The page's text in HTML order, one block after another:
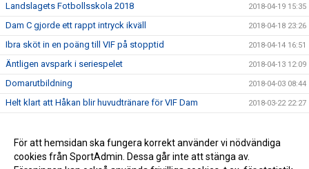
Landslagets Fotbollsskola 2018 2018-04-19 15:35
Dam C gjorde ett rappt intryck ikväll 2018-04-18 23:26
Ibra sköt in en poäng till VIF på stopptid 2018-04-14 16:51
Äntligen avspark i seriespelet 2018-04-13 12:09
Domarutbildning 2018-04-03 08:44
Helt klart att Håkan blir huvudtränare för VIF Dam 2018-03-22 22:27
Då var det dags att sparka igång Breddturneringen 2018-03-15 14:11
SM-dagarna avslutades med optimal glädje 2018-03-11 17:46
För att hemsidan ska fungera korrekt använder vi nödvändiga
cookies från SportAdmin. Dessa går inte att stänga av.